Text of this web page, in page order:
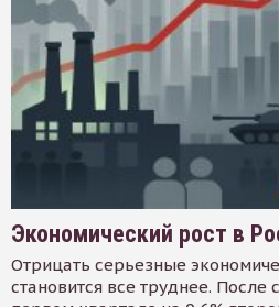
Экономический рост в
Отрицать серьезные
становится все труднее.